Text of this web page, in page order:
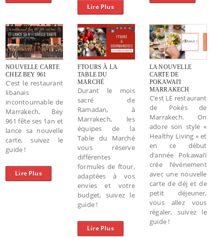
Lire Plus
NOUVELLE CARTE
CHEZ BEY 961
C’est le restaurant
libanais
incontournable de
Marrakech, Bey
961 fête ses 1an et
lance sa nouvelle
carte, suivez le
guide !
Lire Plus
FTOURS À LA
TABLE DU
MARCHÉ
Durant le mois
sacré de
Ramadan, à
Marrakech, les
équipes de la
Table du Marché
vous réserve
différentes
formules de ftour,
adaptées à vos
envies et votre
budget, suivez le
guide !
Lire Plus
LA NOUVELLE
CARTE DE
POKAWAI'I
MARRAKECH
C’est LE restaurant
de Pokés de
Marrakech. On
adore son style «
Healthy Living » et
en ce début
d’année Pokawai’i
crée l’événement
avec une nouvelle
carte de déj et de
petit déjeuner,
vous allez vous
régaler, suivez le
guide !